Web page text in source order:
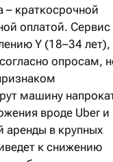
– краткосрочной
оплатой. Сервис
Y (18–34 лет),
опросам,
машину
вроде Uber и
аренды в крупных
к снижению